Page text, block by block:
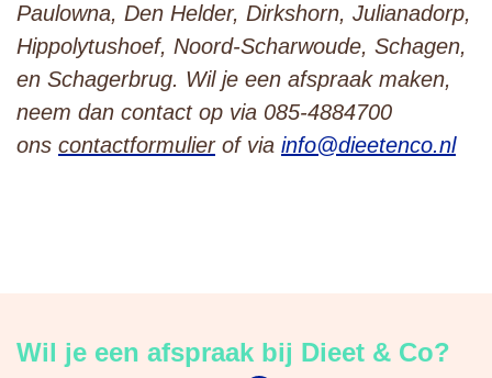
Paulowna, Den Helder, Dirkshorn, Julianadorp,
Hippolytushoef, Noord-Scharwoude, Schagen,
en Schagerbrug. Wil je een afspraak maken,
neem dan contact op via 085-4884700
ons contactformulierof via info@dieetenco.nl
Wil je een afspraak bij Dieet & Co?